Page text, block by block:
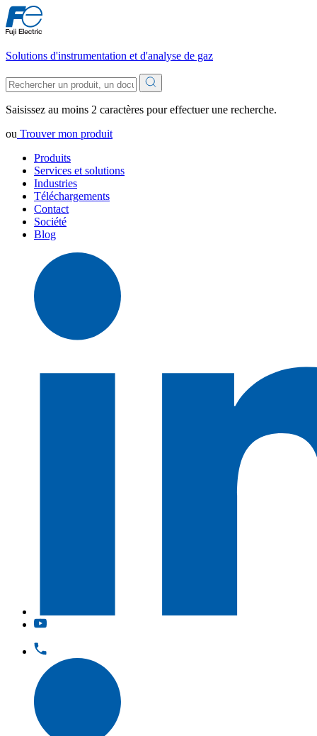
Solutions d'instrumentation et d'analyse de gaz
Saisissez au moins 2 caractères pour effectuer une recherche.
ou Trouver mon produit
Produits
Services et solutions
Industries
Téléchargements
Contact
Société
Blog